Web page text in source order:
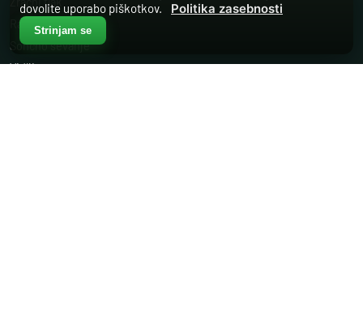
dovolite uporabo piškotkov.
Politika zasebnosti
Strinjam se
Radioaktivnost
Sončno sevanje
Vidljivost